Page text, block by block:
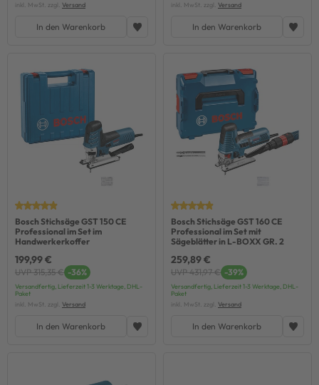
inkl. MwSt. zzgl. Versand
In den Warenkorb
inkl. MwSt. zzgl. Versand
In den Warenkorb
Bosch Stichsäge GST 150 CE
Professional im Set im
Handwerkerkoffer
199,99 €
UVP 315,35 € -36%
Versandfertig, Lieferzeit 1-3 Werktage, DHL-
Paket
inkl. MwSt. zzgl. Versand
In den Warenkorb
Bosch Stichsäge GST 160 CE
Professional im Set mit
Sägeblätter in L-BOXX GR. 2
259,89 €
UVP 431,97 € -39%
Versandfertig, Lieferzeit 1-3 Werktage, DHL-
Paket
inkl. MwSt. zzgl. Versand
In den Warenkorb